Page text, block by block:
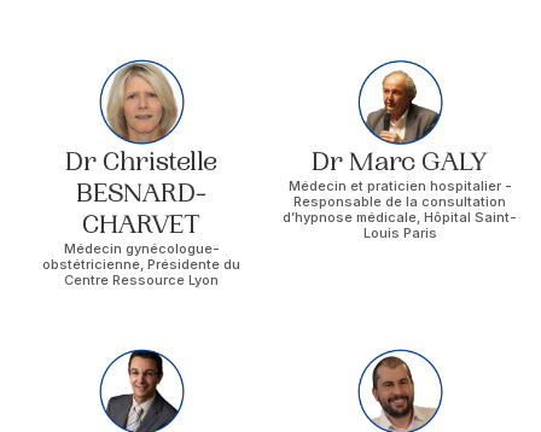
Dr Christelle
BESNARD-
CHARVET
Médecin gynécologue-
obstétricienne, Présidente du
Centre Ressource Lyon
Dr Marc GALY
Médecin et praticien hospitalier -
Responsable de la consultation
d’hypnose médicale, Hôpital Saint-
Louis Paris